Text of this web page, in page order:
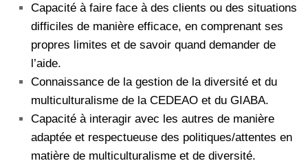
Capacité à faire face à des clients ou des situations
difficiles de manière efficace, en comprenant ses
propres limites et de savoir quand demander de
l’aide.
Connaissance de la gestion de la diversité et du
multiculturalisme de la CEDEAO et du GIABA.
Capacité à interagir avec les autres de manière
adaptée et respectueuse des politiques/attentes en
matière de multiculturalisme et de diversité.